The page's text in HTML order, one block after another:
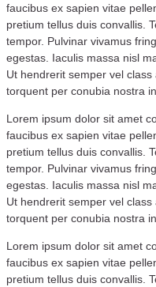
faucibus ex sapien vitae
pretium tellus duis convallis.
tempor. Pulvinar vivamus
egestas. Iaculis massa nisl
Ut hendrerit semper vel
torquent per conubia nostra
Lorem ipsum dolor sit amet
faucibus ex sapien vitae
pretium tellus duis convallis.
tempor. Pulvinar vivamus
egestas. Iaculis massa nisl
Ut hendrerit semper vel
torquent per conubia nostra
Lorem ipsum dolor sit amet
faucibus ex sapien vitae
pretium tellus duis convallis.